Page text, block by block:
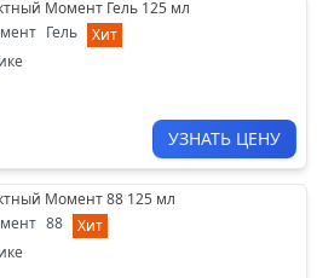
Момент Гель 125 мл
Гель
Хит
УЗНАТЬ ЦЕНУ
Момент 88 125 мл
88
Хит